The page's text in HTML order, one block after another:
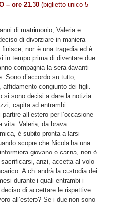
– ore 21.30 (biglietto unico 5
di matrimonio, Valeria e
di divorziare in maniera
finisce, non è una tragedia ed è
in tempo prima di diventare due
compagnia la sera davanti
Sono d’accordo su tutto,
affidamento congiunto dei figli.
si sono decisi a dare la notizia
capita ad entrambi
partire all’estero per l’occasione
vita. Valeria, da brava
è subito pronta a farsi
scopre che Nicola ha una
giovane e carina, non è
anzi, accetta al volo
A chi andrà la custodia dei
durante i quali entrambi i
deciso di accettare le rispettive
all’estero? Se i due non sono